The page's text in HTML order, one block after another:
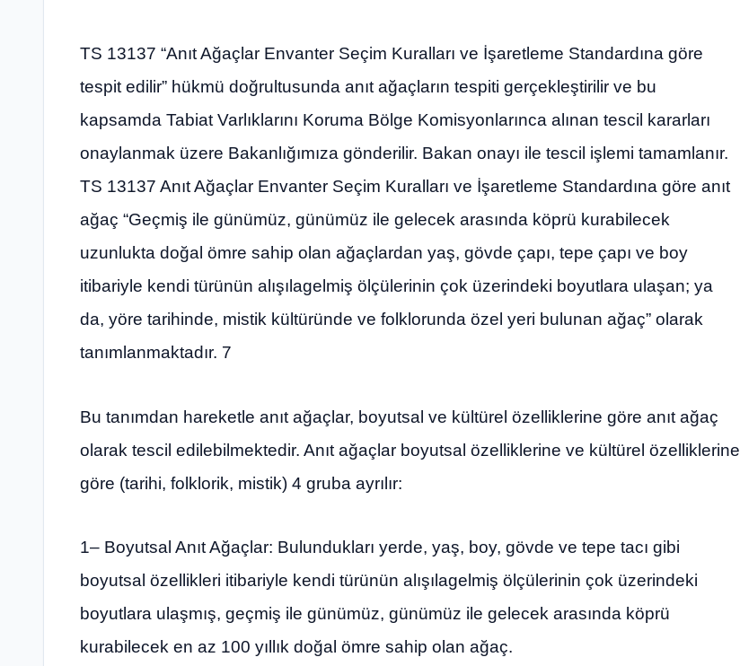
TS 13137 “Anıt Ağaçlar Envanter Seçim Kuralları ve İşaretleme Standardına göre
tespit edilir” hükmü doğrultusunda anıt ağaçların tespiti gerçekleştirilir ve bu
kapsamda Tabiat Varlıklarını Koruma Bölge Komisyonlarınca alınan tescil kararları
onaylanmak üzere Bakanlığımıza gönderilir. Bakan onayı ile tescil işlemi tamamlanır.
TS 13137 Anıt Ağaçlar Envanter Seçim Kuralları ve İşaretleme Standardına göre anıt
ağaç “Geçmiş ile günümüz, günümüz ile gelecek arasında köprü kurabilecek
uzunlukta doğal ömre sahip olan ağaçlardan yaş, gövde çapı, tepe çapı ve boy
itibariyle kendi türünün alışılagelmiş ölçülerinin çok üzerindeki boyutlara ulaşan; ya
da, yöre tarihinde, mistik kültüründe ve folklorunda özel yeri bulunan ağaç” olarak
tanımlanmaktadır. 7
Bu tanımdan hareketle anıt ağaçlar, boyutsal ve kültürel özelliklerine göre anıt ağaç
olarak tescil edilebilmektedir. Anıt ağaçlar boyutsal özelliklerine ve kültürel özelliklerine
göre (tarihi, folklorik, mistik) 4 gruba ayrılır:
1– Boyutsal Anıt Ağaçlar: Bulundukları yerde, yaş, boy, gövde ve tepe tacı gibi
boyutsal özellikleri itibariyle kendi türünün alışılagelmiş ölçülerinin çok üzerindeki
boyutlara ulaşmış, geçmiş ile günümüz, günümüz ile gelecek arasında köprü
kurabilecek en az 100 yıllık doğal ömre sahip olan ağaç.